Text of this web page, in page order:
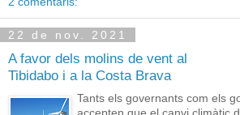
22 de nov. 2021
A favor dels molins de vent al
Tibidabo i a la Costa Brava
Tants els governants com els